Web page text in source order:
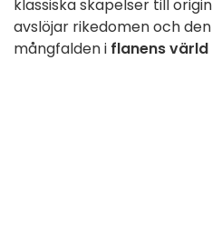
klassiska skapelser till
avslöjar rikedomen och
mångfalden i flanens värld